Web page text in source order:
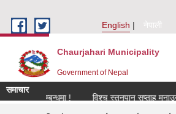
English
नेपाली
Chaurjahari Municipality
Government of Nepal
समाचार
सम्बन्धमा !
विश्च स्तनपान सप्ताह मनाउने